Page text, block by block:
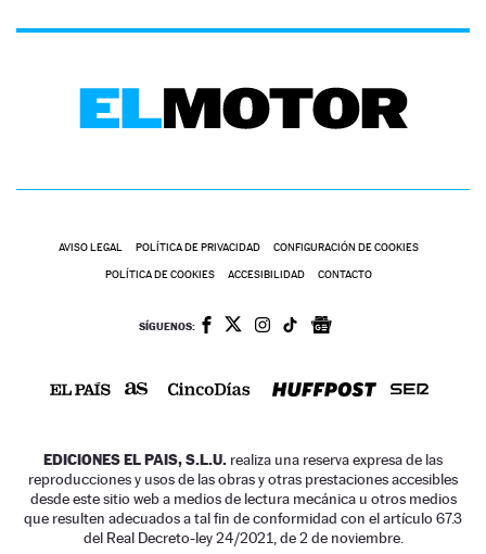
AVISO LEGAL POLÍTICA DE PRIVACIDAD CONFIGURACIÓN DE COOKIES
POLÍTICA DE COOKIES ACCESIBILIDAD CONTACTO
SÍGUENOS:
EDICIONES EL PAIS, S.L.U. realiza una reserva expresa de las
reproducciones y usos de las obras y otras prestaciones accesibles
desde este sitio web a medios de lectura mecánica u otros medios
que resulten adecuados a tal fin de conformidad con el artículo 67.3
del Real Decreto-ley 24/2021, de 2 de noviembre.